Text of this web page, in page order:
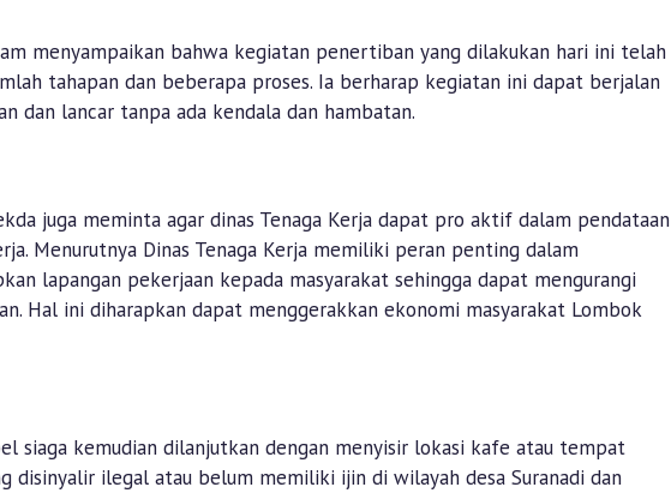
menyampaikan bahwa kegiatan penertiban yang dilakukan hari ini telah
tahapan dan beberapa proses. Ia berharap kegiatan ini dapat berjalan
dan lancar tanpa ada kendala dan hambatan.
juga meminta agar dinas Tenaga Kerja dapat pro aktif dalam pendataan
Menurutnya Dinas Tenaga Kerja memiliki peran penting dalam
lapangan pekerjaan kepada masyarakat sehingga dapat mengurangi
Hal ini diharapkan dapat menggerakkan ekonomi masyarakat Lombok
siaga kemudian dilanjutkan dengan menyisir lokasi kafe atau tempat
disinyalir ilegal atau belum memiliki ijin di wilayah desa Suranadi dan